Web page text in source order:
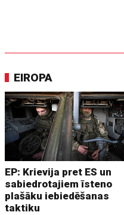
EIROPA
EP: Krievija pret ES un
sabiedrotajiem īsteno
plašāku iebiedēšanas
taktiku